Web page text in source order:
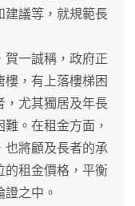
建議等，就規範長
一誠稱，政府正
，有上落樓梯困
，尤其獨居及年長
。在租金方面，
也將顧及長者的承
的租金價格，平衡
之中。